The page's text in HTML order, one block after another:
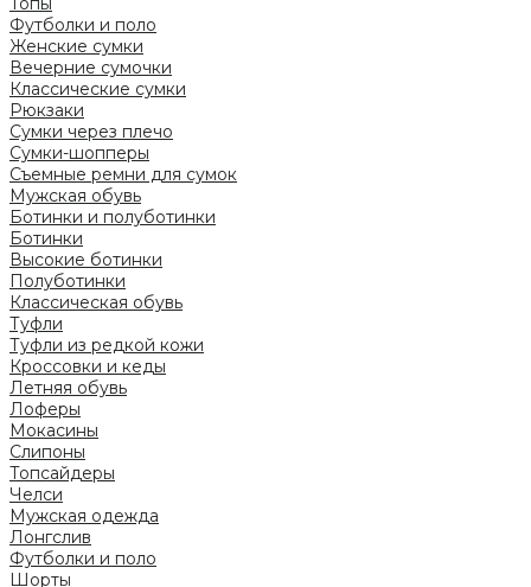
Футболки и поло
Женские сумки
Вечерние сумочки
Классические сумки
Рюкзаки
Сумки через плечо
Сумки-шопперы
Съемные ремни для сумок
Мужская обувь
Ботинки и полуботинки
Ботинки
Высокие ботинки
Полуботинки
Классическая обувь
Туфли
Туфли из редкой кожи
Кроссовки и кеды
Летняя обувь
Лоферы
Мокасины
Слипоны
Топсайдеры
Челси
Мужская одежда
Лонгслив
Футболки и поло
Шорты